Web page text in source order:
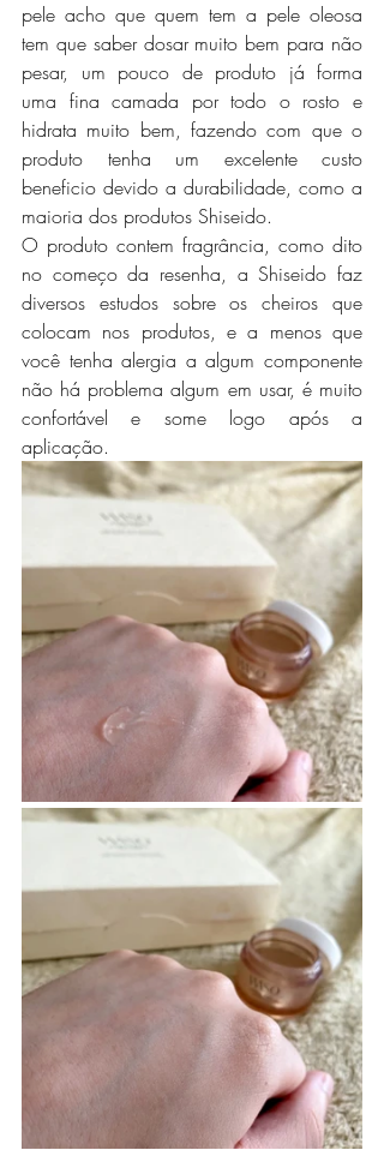
pele acho que quem tem a pele oleosa
tem que saber dosar muito bem para não
pesar, um pouco de produto já forma
uma fina camada por todo o rosto e
hidrata muito bem, fazendo com que o
produto tenha um excelente custo
beneficio devido a durabilidade, como a
maioria dos produtos Shiseido.
O produto contem fragrância, como dito
no começo da resenha, a Shiseido faz
diversos estudos sobre os cheiros que
colocam nos produtos, e a menos que
você tenha alergia a algum componente
não há problema algum em usar, é muito
confortável e some logo após a
aplicação.